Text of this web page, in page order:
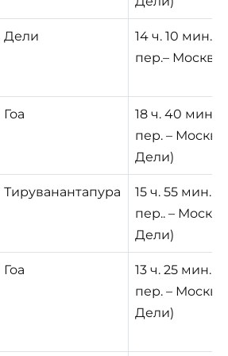
Дели
14 ч. 10 мин. (1
пер.– Москва)
Гоа
18 ч. 40 мин.
пер. – Москва;
Дели)
Тируванантапура
15 ч. 55 мин. (2
пер.. –
Дели)
Гоа
13 ч. 25 мин. (2
пер. – Москва;
Дели)